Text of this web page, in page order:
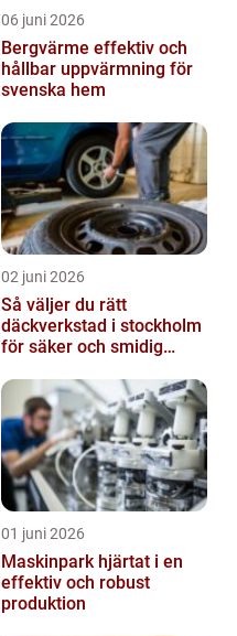
06 juni 2026
Bergvärme effektiv och
hållbar uppvärmning för
svenska hem
02 juni 2026
Så väljer du rätt
däckverkstad i stockholm
för säker och smidig
01 juni 2026
Maskinpark hjärtat i en
effektiv och robust
produktion